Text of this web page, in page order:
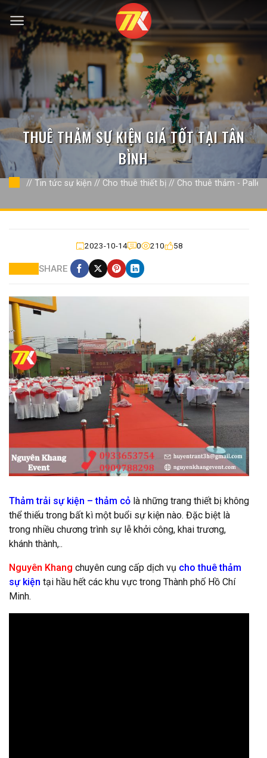
qua
nội
dung
THUÊ THẢM SỰ KIỆN GIÁ TỐT TẠI TÂN
BÌNH
// Tin tức sự kiện // Cho thuê thiết bị // Cho thuê thảm - Pallet
2023-10-14 0 210 58
SHARE
Thảm trải sự kiện – thảm cỏ là những trang thiết bị không
thể thiếu trong bất kì một buổi sự kiện nào. Đặc biệt là
trong nhiều chương trình sự lễ khởi công, khai trương,
khánh thành,..
Nguyên Khang chuyên cung cấp dịch vụ cho thuê thảm
sự kiện tại hầu hết các khu vực trong Thành phố Hồ Chí
Minh.